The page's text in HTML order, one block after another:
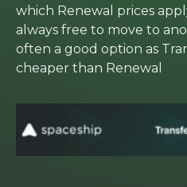
which Renewal prices
always free to move to
often a good option as
cheaper than Renewal